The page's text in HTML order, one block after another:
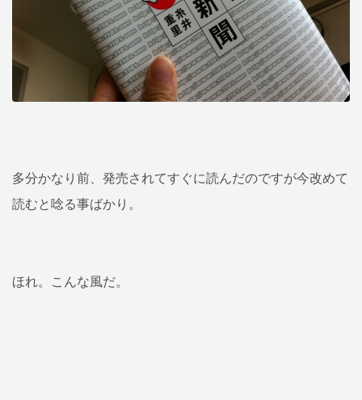
多分かなり前、発売されてすぐに読んだのですが今改めて
読むと唸る事ばかり。
ほれ。こんな風だ。